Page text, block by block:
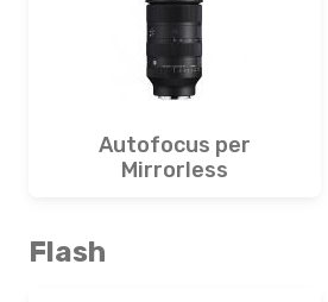
Autofocus per
Mirrorless
Flash